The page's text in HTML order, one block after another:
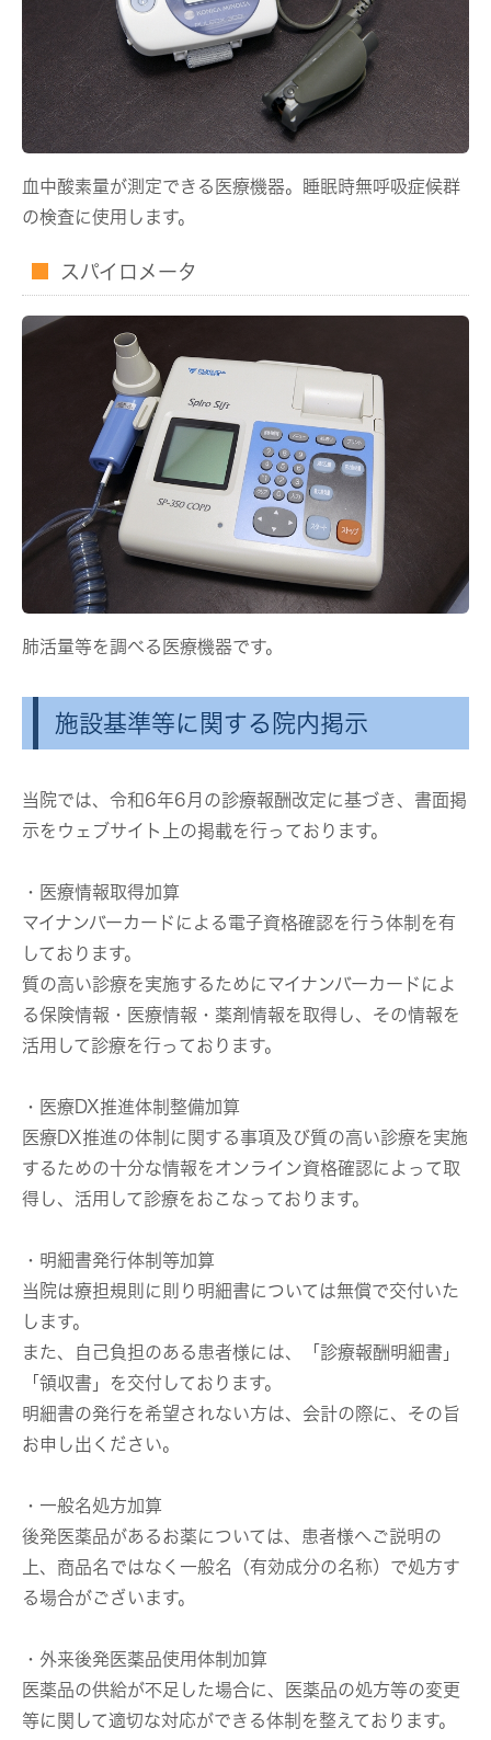
血中酸素量が測定できる医療機器。睡眠時無呼吸症候群
の検査に使用します。
スパイロメータ
肺活量等を調べる医療機器です。
施設基準等に関する院内掲示
当院では、令和6年6月の診療報酬改定に基づき、書面掲
示をウェブサイト上の掲載を行っております。
・医療情報取得加算
マイナンバーカードによる電子資格確認を行う体制を有
しております。
質の高い診療を実施するためにマイナンバーカードによ
る保険情報・医療情報・薬剤情報を取得し、その情報を
活用して診療を行っております。
・医療DX推進体制整備加算
医療DX推進の体制に関する事項及び質の高い診療を実施
するための十分な情報をオンライン資格確認によって取
得し、活用して診療をおこなっております。
・明細書発行体制等加算
当院は療担規則に則り明細書については無償で交付いた
します。
また、自己負担のある患者様には、「診療報酬明細書」
「領収書」を交付しております。
明細書の発行を希望されない方は、会計の際に、その旨
お申し出ください。
・一般名処方加算
後発医薬品があるお薬については、患者様へご説明の
上、商品名ではなく一般名（有効成分の名称）で処方す
る場合がございます。
・外来後発医薬品使用体制加算
医薬品の供給が不足した場合に、医薬品の処方等の変更
等に関して適切な対応ができる体制を整えております。